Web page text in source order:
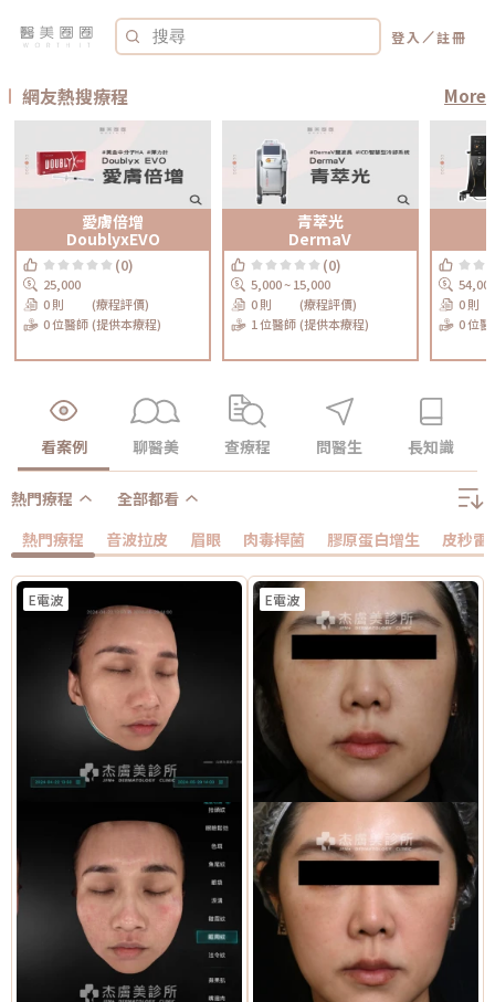
登入 ／註冊
網友熱搜療程 More
愛膚倍增
DoublyxEVO
(0)
25,000
0 則
(療程評價)
0 位醫師 (提供本療程)
青萃光
DermaV
(0)
5,000 ~ 15,000
0 則
(療程評價)
1 位醫師(提供本療程)
54,000
0 則
0 位醫
看案例 聊醫美 查療程 問醫生 長知識
熱門療程
全部都看
熱門療程
音波拉皮 眉眼 肉毒桿菌 膠原蛋白增生 皮秒雷
E電波 E電波